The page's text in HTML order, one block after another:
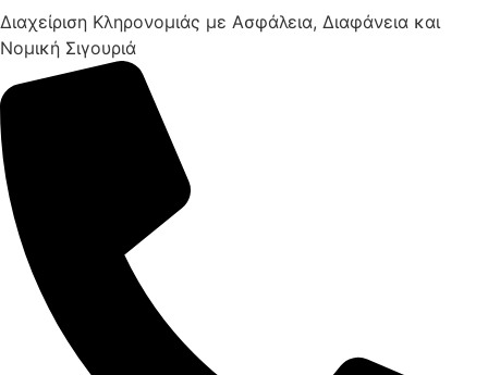
Διαχείριση Κληρονομιάς με Ασφάλεια, Διαφάνεια και
Νομική Σιγουριά